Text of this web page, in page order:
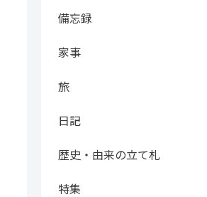
備忘録
家事
旅
日記
歴史・由来の立て札
特集